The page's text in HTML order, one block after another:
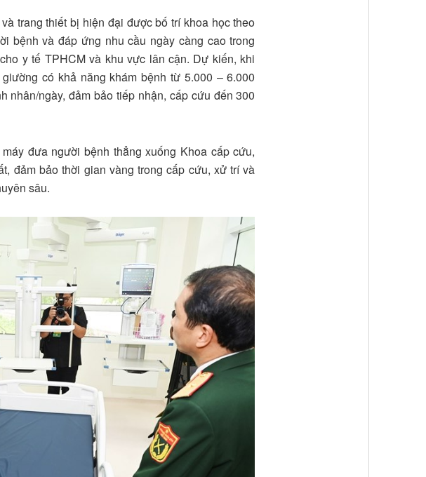
trang thiết bị hiện đại được bố trí khoa học theo
bệnh và đáp ứng nhu cầu ngày càng cao trong
y tế TPHCM và khu vực lân cận. Dự kiến, khi
có khả năng khám bệnh từ 5.000 – 6.000
nhân/ngày, đảm bảo tiếp nhận, cấp cứu đến 300
đưa người bệnh thẳng xuống Khoa cấp cứu,
đảm bảo thời gian vàng trong cấp cứu, xử trí và
sâu.